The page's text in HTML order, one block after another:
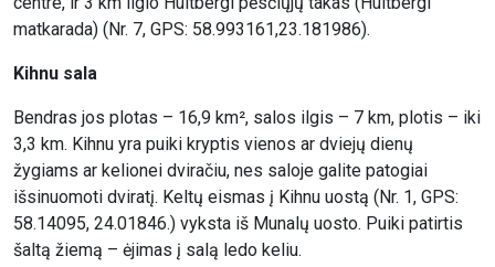
matkarada) (Nr. 7, GPS: 58.993161,23.181986).
Kihnu sala
Bendras jos plotas – 16,9 km², salos ilgis – 7 km, plotis – iki
3,3 km. Kihnu yra puiki kryptis vienos ar dviejų dienų
žygiams ar kelionei dviračiu, nes saloje galite patogiai
išsinuomoti dviratį. Keltų eismas į Kihnu uostą (Nr. 1, GPS:
58.14095, 24.01846.) vyksta iš Munalų uosto. Puiki patirtis
šaltą žiemą – ėjimas į salą ledo keliu.